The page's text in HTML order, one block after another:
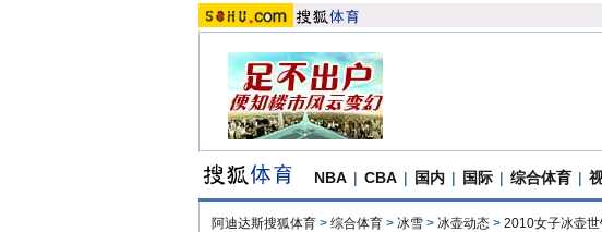
NBA | CBA | 国内 | 国际 | 综合体育 |
阿迪达斯搜狐体育 > 综合体育 > 冰雪 > 冰壶动态 > 2010女子冰壶